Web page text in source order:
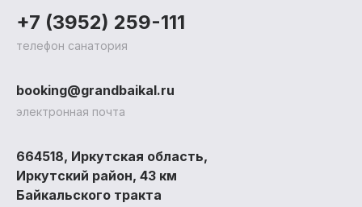
телефон санатория
+7 (3952) 259-111
электронная почта
booking@grandbaikal.ru
664518, Иркутская область,
Иркутский район, 43 км
Байкальского тракта
Санаторий
Акции и скидки
Отзывы
Документация
3D-тур